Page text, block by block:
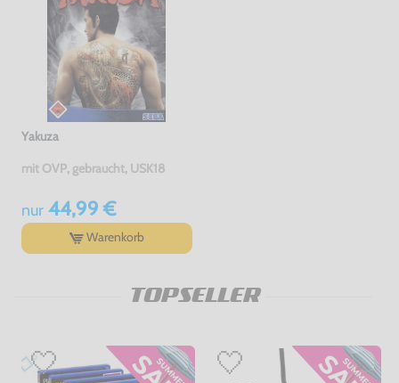
Yakuza
mit OVP, gebraucht, USK18
nur44,99 €
Warenkorb
TOPSELLER